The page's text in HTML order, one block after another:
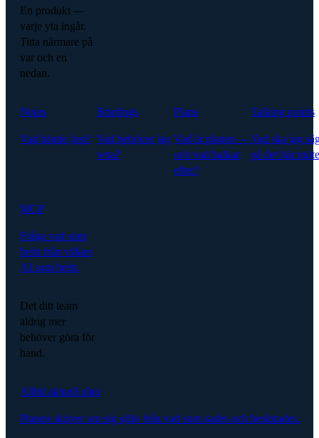
En produkt —
varje yta ingår.
Titta närmare på
var och en
nedan.
Notes
Vad hände just?
Briefings
Vad behöver jag
veta?
Plans
Vad är planen —
och vad halkar
efter?
Talking points
Vad ska jag
på det här
MCP
Fråga vad som
helst från vilken
AI som helst.
Det ditt team
aldrig mer
behöver göra för
hand.
Alltid aktuell plan
Planen skriver om sig själv från vad som sades och beslutades.